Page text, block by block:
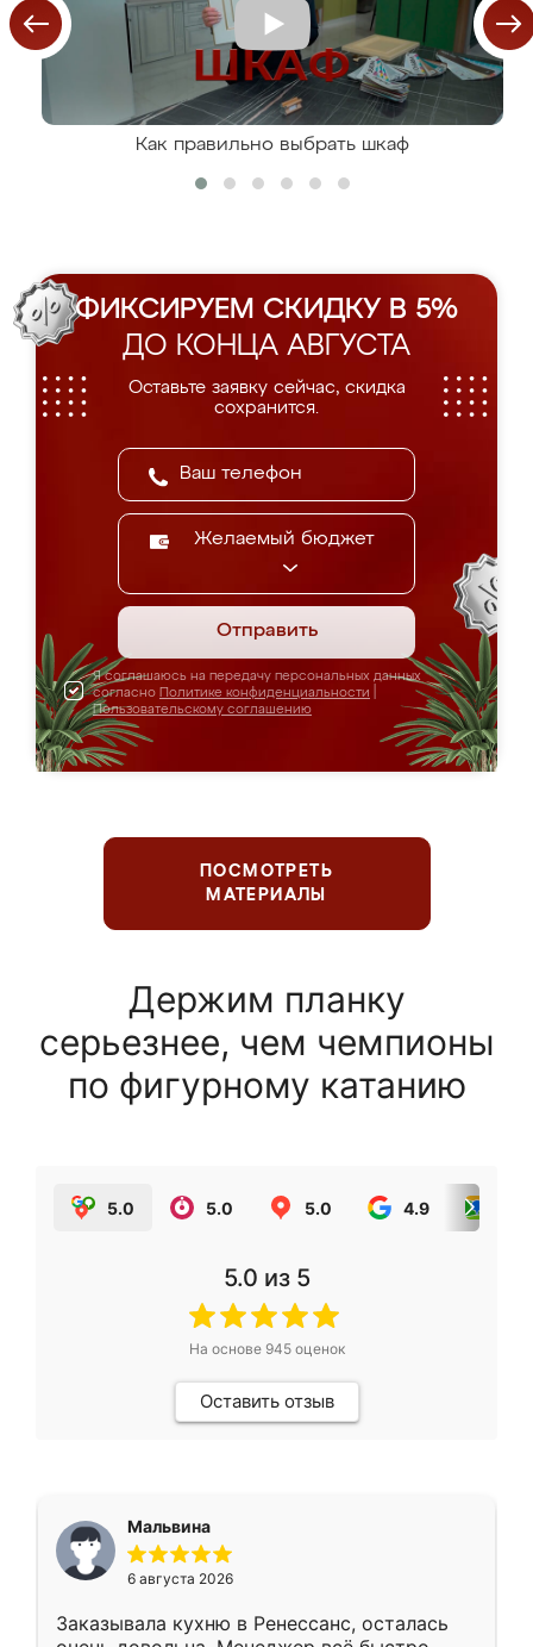
Как правильно выбрать шкаф
ФИКСИРУЕМ СКИДКУ В 5%
ДО КОНЦА АВГУСТА
Оставьте заявку сейчас, скидка
сохранится.
Желаемый бюджет
Отправить
Я соглашаюсь на передачу персональных данных
согласно Политике конфиденциальности
Пользовательскому соглашению
ПОСМОТРЕТЬ
МАТЕРИАЛЫ
Держим планку
серьезнее, чем чемпионы
по фигурному катанию
5.0 5.0 5.0 4.9
5.0 из 5
На основе 945оценок
Оставить отзыв
Мальвина
6 августа 2026
Заказывала кухню в Ренессанс, осталась